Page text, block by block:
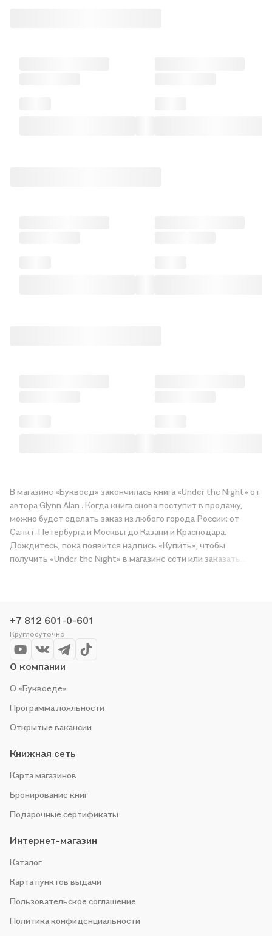
В магазине «Буквоед» закончилась книга «Under the Night» от
автора Glynn Alan . Когда книга снова поступит в продажу,
можно будет сделать заказ из любого города России: от
Санкт-Петербурга и Москвы до Казани и Краснодара.
Дождитесь, пока появится надпись «Купить», чтобы
получить «Under the Night» в магазине сети или заказать
+7 812 601-0-601
Круглосуточно
О компании
О «Буквоеде»
Программа лояльности
Открытые вакансии
Книжная сеть
Карта магазинов
Бронирование книг
Подарочные сертификаты
Интернет-магазин
Каталог
Карта пунктов выдачи
Пользовательское соглашение
Политика конфиденциальности